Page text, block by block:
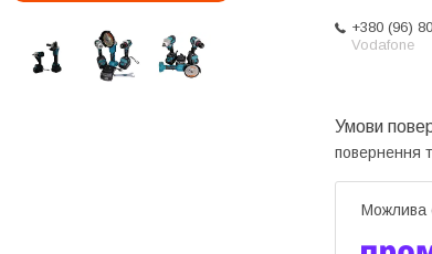
+380 (96)
Vodafone
повернення